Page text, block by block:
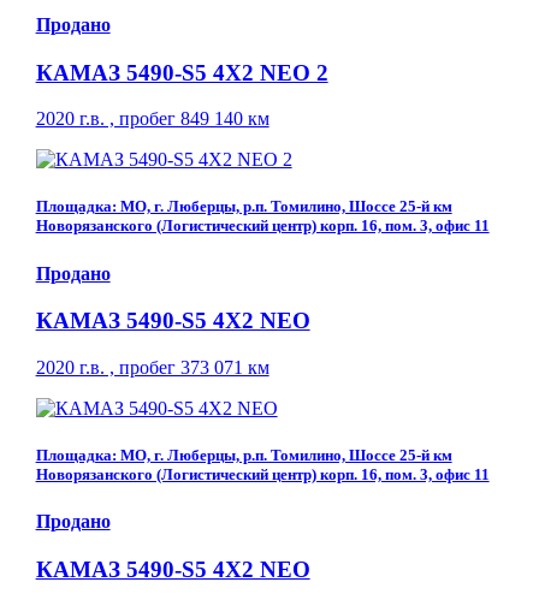
Продано
КАМАЗ 5490-S5 4Х2 NEO 2
2020 г.в. , пробег 849 140 км
Площадка: МО, г. Люберцы, р.п. Томилино, Шоссе 25-й км
Новорязанского (Логистический центр) корп. 16, пом. 3, офис 11
Продано
КАМАЗ 5490-S5 4Х2 NEO
2020 г.в. , пробег 373 071 км
Площадка: МО, г. Люберцы, р.п. Томилино, Шоссе 25-й км
Новорязанского (Логистический центр) корп. 16, пом. 3, офис 11
Продано
КАМАЗ 5490-S5 4Х2 NEO